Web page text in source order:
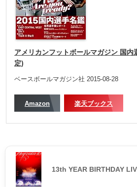
アメリカンフットボールマガジン 国内
定)
ベースボールマガジン社 2015-08-28
Amazon 楽天ブックス
13th YEAR BIRTHDAY